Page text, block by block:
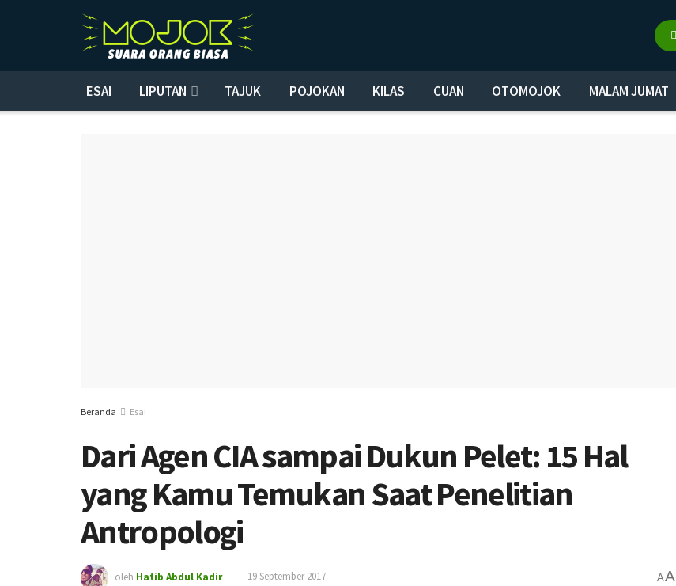
ESAI LIPUTAN TAJUK POJOKAN KILAS CUAN OTOMOJOK MALAM JUMAT
Beranda Esai
Dari Agen CIA sampai Dukun Pelet: 15 Hal
yang Kamu Temukan Saat Penelitian
Antropologi
oleh Hatib Abdul Kadir 19 September 2017 AA